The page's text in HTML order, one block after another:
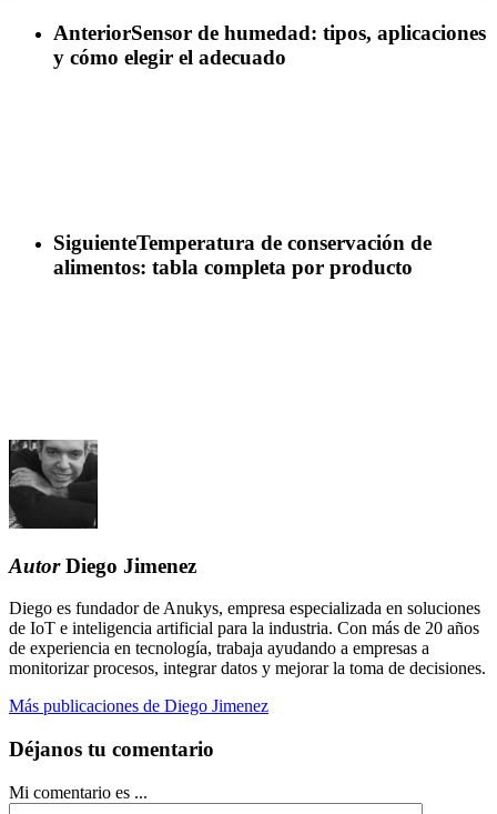
AnteriorSensor de humedad: tipos, aplicaciones
y cómo elegir el adecuado
SiguienteTemperatura de conservación de
alimentos: tabla completa por producto
AutorDiego Jimenez
Diego es fundador de Anukys, empresa especializada en soluciones
de IoT e inteligencia artificial para la industria. Con más de 20 años
de experiencia en tecnología, trabaja ayudando a empresas a
monitorizar procesos, integrar datos y mejorar la toma de decisiones.
Más publicaciones de Diego Jimenez
Déjanos tu comentario
Mi comentario es ...